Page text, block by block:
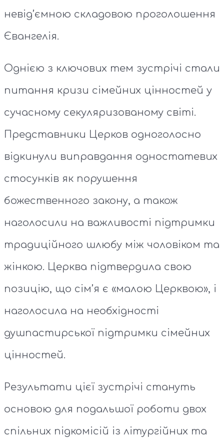
невід’ємною складовою проголошення
Євангелія.
Однією з ключових тем зустрічі стали
питання кризи сімейних цінностей у
сучасному секуляризованому світі.
Представники Церков одноголосно
відкинули виправдання одностатевих
стосунків як порушення
божественного закону, а також
наголосили на важливості підтримки
традиційного шлюбу між чоловіком та
жінкою. Церква підтвердила свою
позицію, що сім’я є «малою Церквою», і
наголосила на необхідності
душпастирської підтримки сімейних
цінностей.
Результати цієї зустрічі стануть
основою для подальшої роботи двох
спільних підкомісій із літургійних та